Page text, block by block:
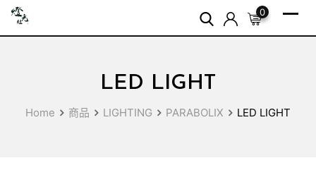
Skip
0
LED LIGHT
Home 商品 LIGHTING PARABOLIX LED LIGHT